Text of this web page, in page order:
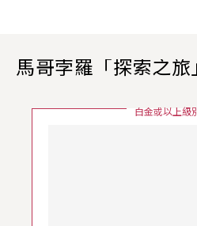
馬哥孛羅「探索之
白金或以上級